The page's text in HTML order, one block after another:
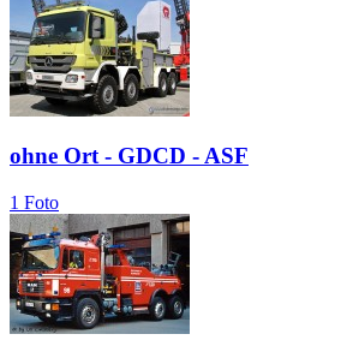
ohne Ort - GDCD - ASF
1 Foto